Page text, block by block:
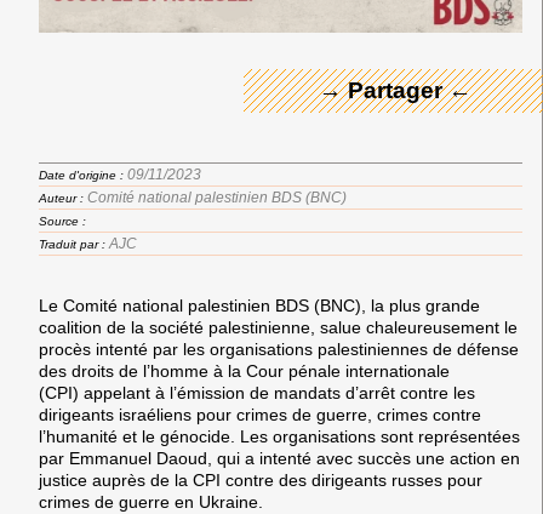
→ Partager ←
Date d'origine : 09/11/2023
Auteur : Comité national palestinien BDS (BNC)
Source :
Traduit par : AJC
Le Comité national palestinien BDS (BNC),
la plus grande
coalition de la société palestinienne, salue chaleureusement le
procès intenté par les organisations palestiniennes de défense
des droits de l’homme à la Cour pénale internationale
(CPI) appelant à l’émission de mandats d’arrêt contre les
dirigeants israéliens pour crimes de guerre, crimes contre
l’humanité et le génocide. Les organisations sont représentées
par Emmanuel Daoud, qui a intenté avec succès une action en
justice auprès de la CPI contre des dirigeants russes pour
crimes de guerre en Ukraine.